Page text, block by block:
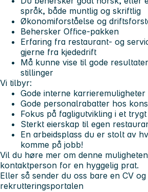
språk, både muntlig og skriftlig
Økonomiforståelse og
Behersker Office-pakken
Erfaring fra restaurant- og
gjerne fra kjededrift
Må kunne vise til gode
stillinger
Vi tilbyr:
Gode interne karrieremuligheter
Gode personalrabatter hos
Fokus på fagligutvikling i et
Sterkt eierskap til egen
En arbeidsplass du er stolt av
komme på jobb!
Vil du høre mer om denne
kontaktperson for en hyggelig prat.
Eller så sender du oss bare en CV
rekrutteringsportalen